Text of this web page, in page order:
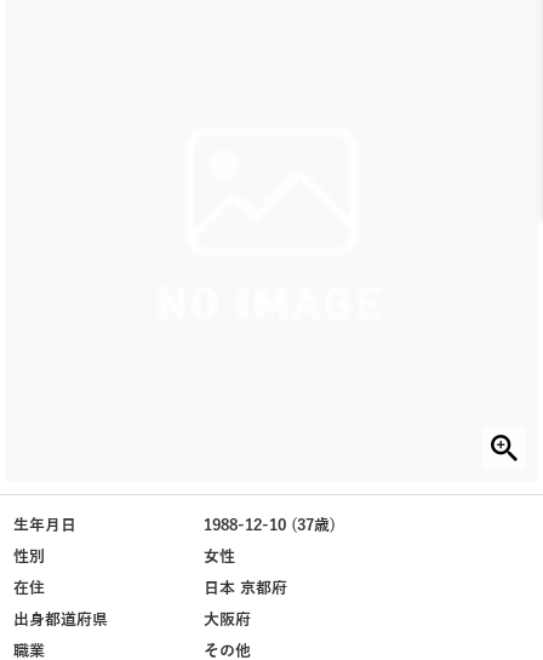
生年月日
1988-12-10 (37歳)
性別
女性
在住
日本 京都府
出身都道府県
大阪府
職業
その他